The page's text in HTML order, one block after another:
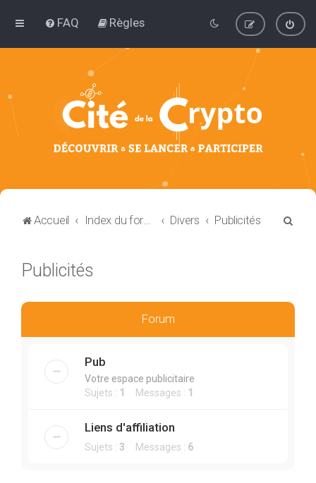
FAQ Règles
Accueil Index du forum Divers Publicités
c
Publicités
Forum
Pub
Votre espace publicitaire
Sujets : 1 Messages : 1
Liens d'affiliation
Sujets : 3 Messages : 6